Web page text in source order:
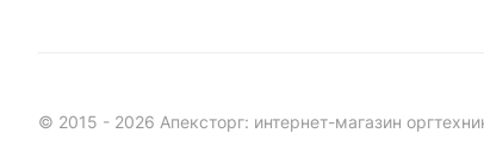
© 2015 - 2026 Апексторг: интернет-магазин